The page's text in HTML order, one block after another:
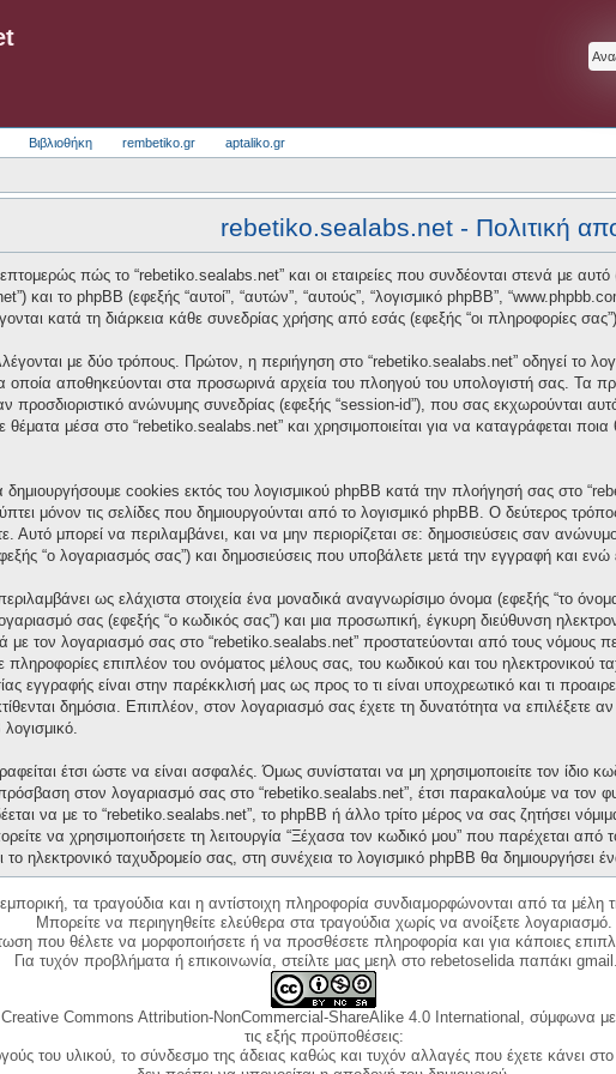
Βιβλιοθήκη rembetiko.gr aptaliko.gr
rebetiko.sealabs.net - Πολιτική
πώς το “rebetiko.sealabs.net” και οι εταιρείες που συνδέονται στενά με αυτό
και το phpBB (εφεξής “αυτοί”, “αυτών”, “αυτούς”, “λογισμικό phpBB”,
κατά τη διάρκεια κάθε συνεδρίας χρήσης από εσάς (εφεξής “οι πληροφορίες
με δύο τρόπους. Πρώτον, η περιήγηση στο “rebetiko.sealabs.net” οδηγεί το
οποία αποθηκεύονται στα προσωρινά αρχεία του πλοηγού του υπολογιστή σας. Τα
προσδιοριστικό ανώνυμης συνεδρίας (εφεξής “session-id”), που σας εκχωρούνται
θέματα μέσα στο “rebetiko.sealabs.net” και χρησιμοποιείται για να καταγράφεται
δημιουργήσουμε cookies εκτός του λογισμικού phpBB κατά την πλοήγησή σας στο
μόνον τις σελίδες που δημιουργούνται από το λογισμικό phpBB. Ο δεύτερος
Αυτό μπορεί να περιλαμβάνει, και να μην περιορίζεται σε: δημοσιεύσεις σαν
“ο λογαριασμός σας”) και δημοσιεύσεις που υποβάλετε μετά την εγγραφή και ενώ
ως ελάχιστα στοιχεία ένα μοναδικά αναγνωρίσιμο όνομα (εφεξής “το
σας (εφεξής “ο κωδικός σας”) και μια προσωπική, έγκυρη διεύθυνση
με τον λογαριασμό σας στο “rebetiko.sealabs.net” προστατεύονται από τους
πληροφορίες επιπλέον του ονόματος μέλους σας, του κωδικού και του
εγγραφής είναι στην παρέκκλισή μας ως προς το τι είναι υποχρεωτικό και τι
δημόσια. Επιπλέον, στον λογαριασμό σας έχετε τη δυνατότητα να επιλέξετε
έτσι ώστε να είναι ασφαλές. Όμως συνίσταται να μη χρησιμοποιείτε τον ίδιο
στον λογαριασμό σας στο “rebetiko.sealabs.net”, έτσι παρακαλούμε να τον
να με το “rebetiko.sealabs.net”, το phpBB ή άλλο τρίτο μέρος να σας ζητήσει
να χρησιμοποιήσετε τη λειτουργία “Ξέχασα τον κωδικό μου” που παρέχεται
ηλεκτρονικό ταχυδρομείο σας, στη συνέχεια το λογισμικό phpBB θα δημιουργήσει
εμπορική, τα τραγούδια και η αντίστοιχη πληροφορία συνδιαμορφώνονται από τα μέλη
Μπορείτε να περιηγηθείτε ελεύθερα στα τραγούδια χωρίς να ανοίξετε λογαριασμό.
που θέλετε να μορφοποιήσετε ή να προσθέσετε πληροφορία και για κάποιες
Για τυχόν προβλήματα ή επικοινωνία, στείλτε μας μεηλ στο rebetoselida παπάκι
Commons Attribution-NonCommercial-ShareAlike 4.0 International, σύμφωνα με
τις εξής προϋποθέσεις:
του υλικού, το σύνδεσμο της άδειας καθώς και τυχόν αλλαγές που έχετε κάνει